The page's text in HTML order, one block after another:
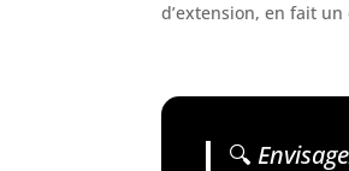
d’extension, en fait
🔍